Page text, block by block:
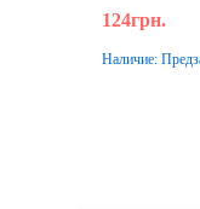
124грн.
Наличие: